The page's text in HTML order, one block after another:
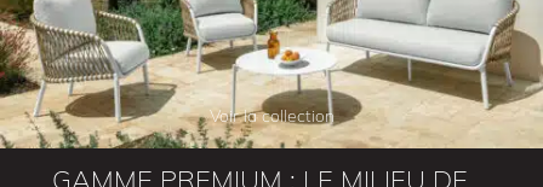
Voir la collection
GAMME PREMIUM : LE MILIEU DE